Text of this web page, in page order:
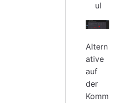
ul
Altern
ative
auf
der
Komm